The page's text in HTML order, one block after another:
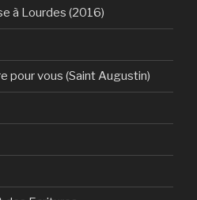
à Lourdes (2016)
pour vous (Saint Augustin)